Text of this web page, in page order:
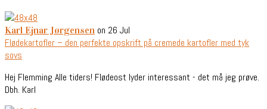
Karl Ejnar Jørgensen on 26 Jul
Flødekartofler – den perfekte opskrift på cremede kartofler med tyk
sovs
Hej Flemming Alle tiders! Flødeost lyder interessant - det må jeg prøve.
Dbh. Karl